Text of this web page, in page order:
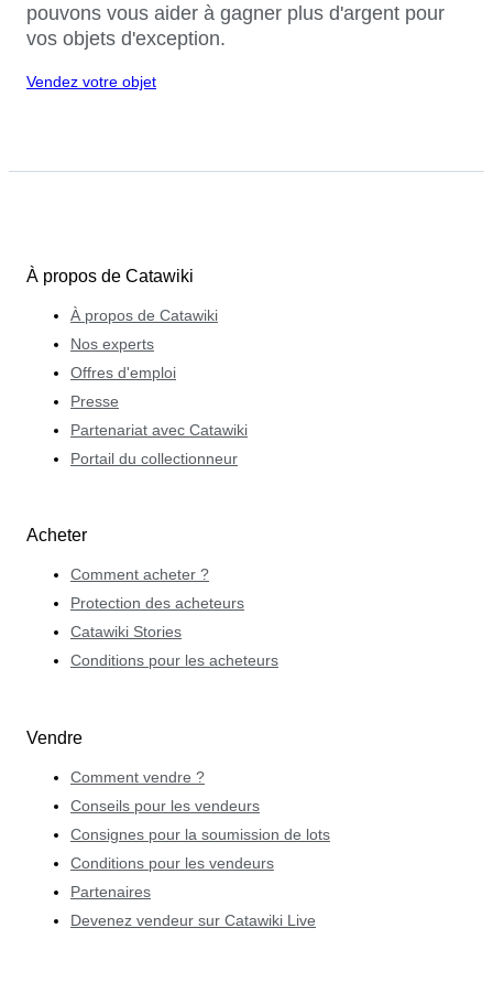
pouvons vous aider à gagner plus d'argent pour
vos objets d'exception.
Vendez votre objet
À propos de Catawiki
À propos de Catawiki
Nos experts
Offres d'emploi
Presse
Partenariat avec Catawiki
Portail du collectionneur
Acheter
Comment acheter ?
Protection des acheteurs
Catawiki Stories
Conditions pour les acheteurs
Vendre
Comment vendre ?
Conseils pour les vendeurs
Consignes pour la soumission de lots
Conditions pour les vendeurs
Partenaires
Devenez vendeur sur Catawiki Live